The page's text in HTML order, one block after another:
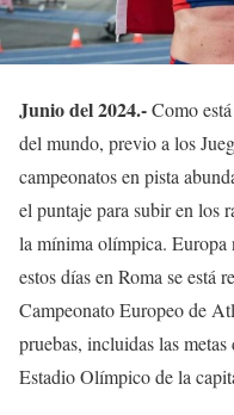
Junio del 2024.-Como
del mundo, previo a los
campeonatos en pista
el puntaje para subir en los
la mínima olímpica. Europa
estos días en Roma se está
Campeonato Europeo de
pruebas, incluidas las
Estadio Olímpico de la